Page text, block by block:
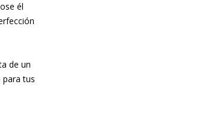
él
de un
tus